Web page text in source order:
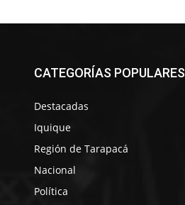
CATEGORÍAS POPULARES
Destacadas
Iquique
Región de Tarapacá
Nacional
Política